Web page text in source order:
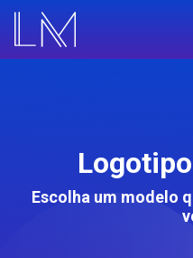
Escolha um modelo